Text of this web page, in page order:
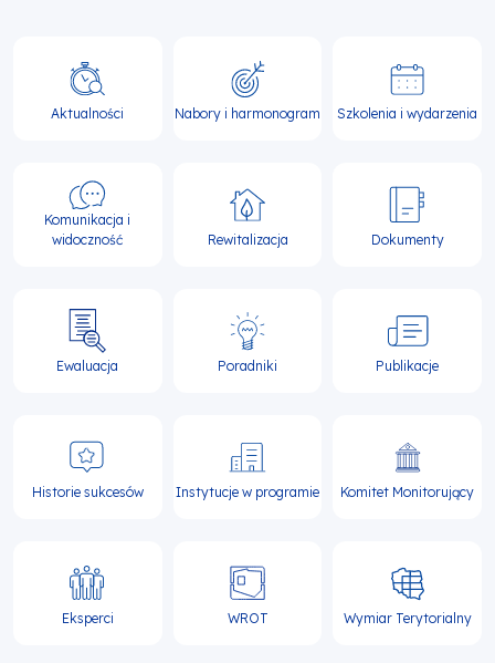
Główna
nawigacja
Aktualności Nabory i harmonogram Szkolenia i wydarzenia
Komunikacja i
widoczność
Rewitalizacja Dokumenty
Ewaluacja Poradniki Publikacje
Historie sukcesów Instytucje w programie Komitet Monitorujący
Eksperci WROT Wymiar Terytorialny